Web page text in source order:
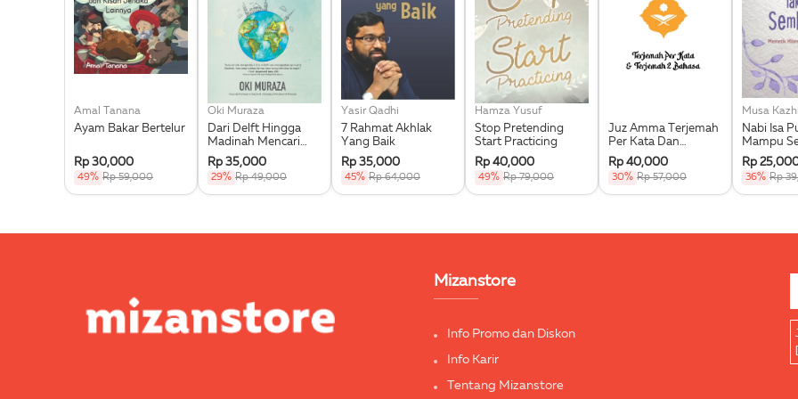
Amal Tanana
Ayam Bakar Bertelur
Rp 30,000
49% Rp 59,000
Oki Muraza
Dari Delft Hingga
Madinah Mencari
Ilmu Memungut
Hikmah
Rp 35,000
29% Rp 49,000
Yasir Qadhi
7 Rahmat Akhlak
Yang Baik
Rp 35,000
45% Rp 64,000
Hamza Yusuf
Stop Pretending
Start Practicing
Rp 40,000
49% Rp 79,000
Juz Amma Terjemah
Per Kata Dan
Terjemah 2 Bahasa
Rp 40,000
30% Rp 57,000
Musa
Nabi Isa
Mampu
Memetik
Ayat-Ayat
Rp
36% Rp
Mizanstore
Info Promo dan Diskon
Info Karir
Tentang Mizanstore